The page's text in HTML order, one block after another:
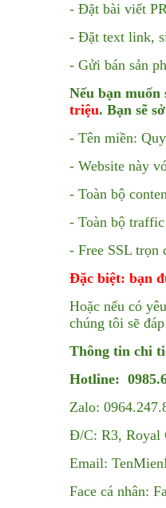
- Đặt bài viết
- Đặt text link,
- Gửi bán sản
Nếu bạn muốn
triệu. Bạn sẽ
- Tên miền:
- Website này
- Toàn bộ
- Toàn bộ
- Free SSL trọn
Đặc biệt: bạn
Hoặc nếu có
chúng tôi sẽ
Thông tin chi
Hotline:
Zalo:
Đ/C: R3, Royal
Email:
Face cá nhân: